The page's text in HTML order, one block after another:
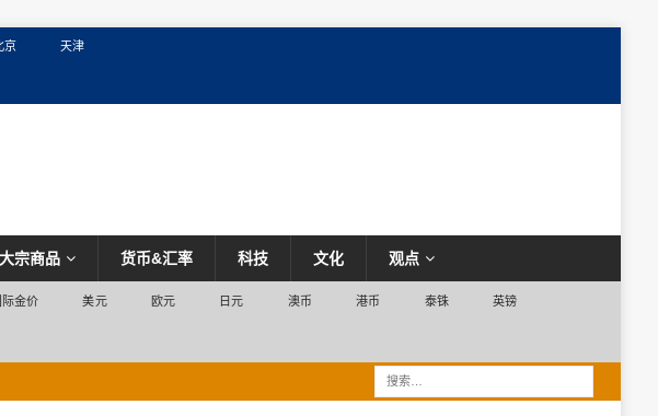
京 天津
大宗商品 货币&汇率 科技 文化 观点
际金价 美元 欧元 日元 澳币 港币 泰铢 英镑